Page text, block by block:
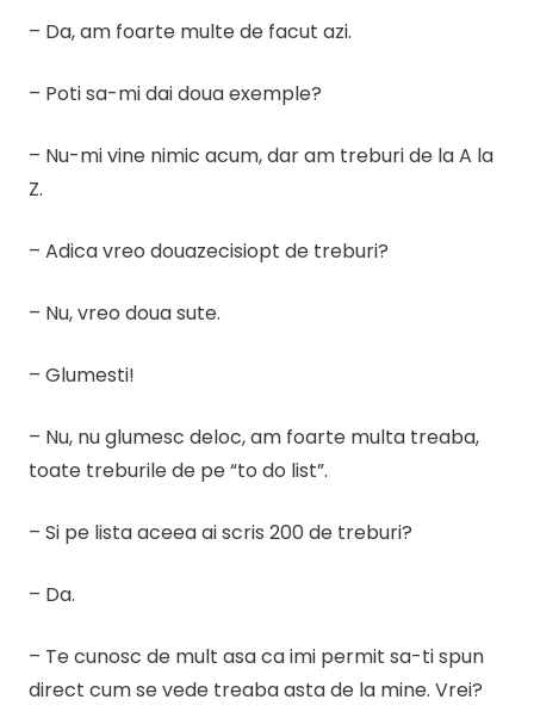
– Da, am foarte multe de facut azi.
– Poti sa-mi dai doua exemple?
– Nu-mi vine nimic acum, dar am treburi de la A la
Z.
– Adica vreo douazecisiopt de treburi?
– Nu, vreo doua sute.
– Glumesti!
– Nu, nu glumesc deloc, am foarte multa treaba,
toate treburile de pe “to do list”.
– Si pe lista aceea ai scris 200 de treburi?
– Da.
– Te cunosc de mult asa ca imi permit sa-ti spun
direct cum se vede treaba asta de la mine. Vrei?